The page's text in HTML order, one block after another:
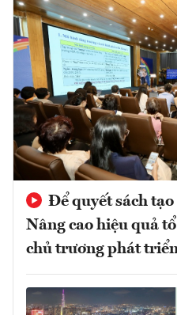
Để quyết sách
Nâng cao hiệu quả
chủ trương phát